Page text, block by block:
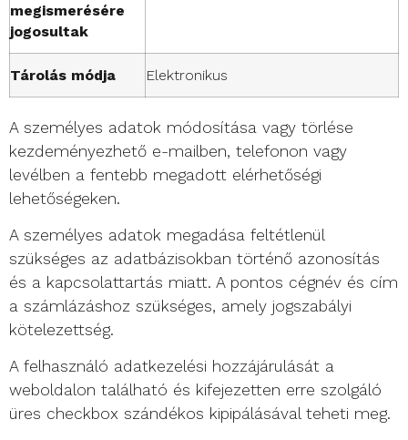
megismerésére
jogosultak
Tárolás módja Elektronikus
A személyes adatok módosítása vagy törlése
kezdeményezhető e-mailben, telefonon vagy
levélben a fentebb megadott elérhetőségi
lehetőségeken.
A személyes adatok megadása feltétlenül
szükséges az adatbázisokban történő azonosítás
és a kapcsolattartás miatt. A pontos cégnév és cím
a számlázáshoz szükséges, amely jogszabályi
kötelezettség.
A felhasználó adatkezelési hozzájárulását a
weboldalon található és kifejezetten erre szolgáló
üres checkbox szándékos kipipálásával teheti meg.